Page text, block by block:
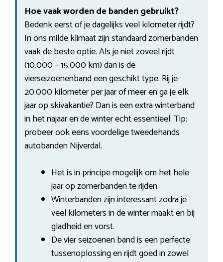
Hoe vaak worden de banden gebruikt?
Bedenk eerst of je dagelijks veel kilometer rijdt?
In ons milde klimaat zijn standaard zomerbanden
vaak de beste optie. Als je niet zoveel rijdt
(10.000 – 15.000 km) dan is de
vierseizoenenband een geschikt type. Rij je
20.000 kilometer per jaar of meer en ga je elk
jaar op skivakantie? Dan is een extra winterband
in het najaar en de winter echt essentieel. Tip:
probeer ook eens voordelige tweedehands
autobanden Nijverdal.
Het is in principe mogelijk om het hele
jaar op zomerbanden te rijden.
Winterbanden zijn interessant zodra je
veel kilometers in de winter maakt en bij
gladheid en vorst.
De vier seizoenen band is een perfecte
tussenoplossing en rijdt goed in zowel